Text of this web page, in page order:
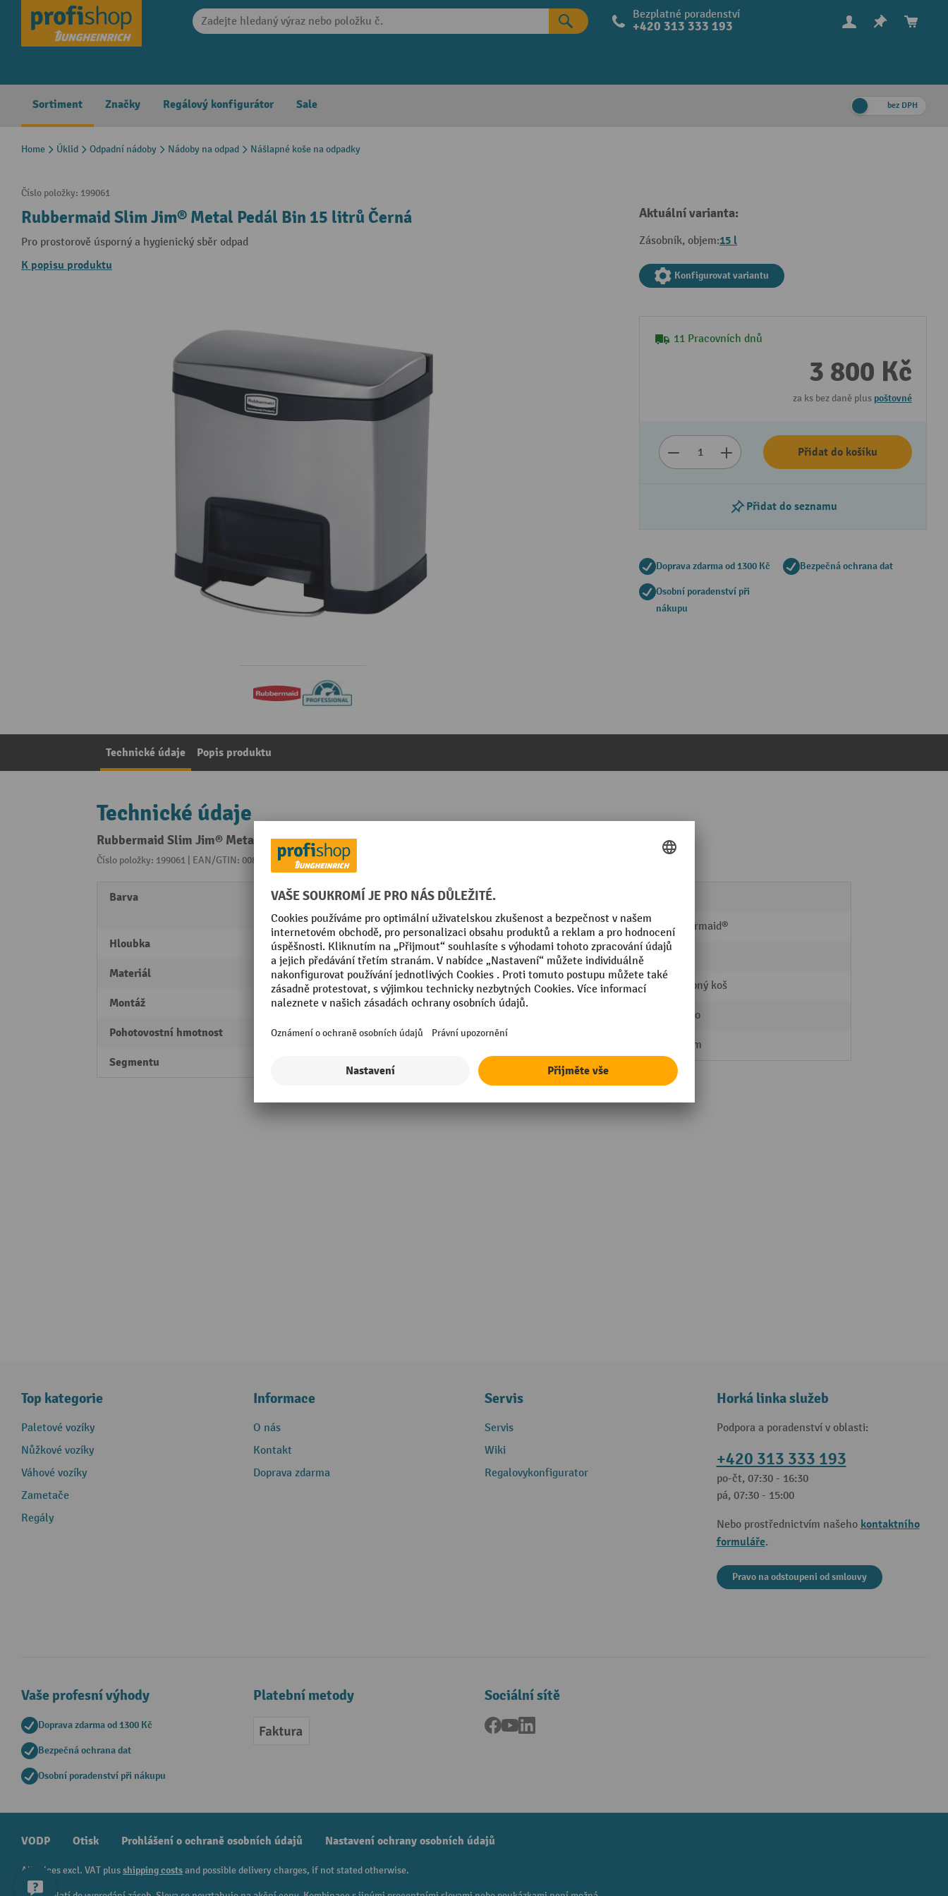
Skip to main navigation Bezplatné poradenství
+420 313 333 193
Sortiment Značky Regálový konfigurátor Sale bez DPH
Home Úklid Odpadní nádoby Nádoby na odpad Nášlapné koše na odpadky
Číslo položky: 199061
Rubbermaid Slim Jim® Metal Pedál Bin 15 litrů Černá
Pro prostorově úsporný a hygienický sběr odpad
K popisu produktu
Aktuální varianta:
Zásobník, objem:15 l
Konfigurovat variantu
11 Pracovních dnů
3 800 Kč
za ks bez daně plus poštovné
Přidat do košíku
Přidat do seznamu
Doprava zdarma od 1300 Kč Bezpečná ochrana dat
Osobní poradenství při
nákupu
Technické údaje Popis produktu
Technické údaje
Rubbermaid Slim Jim® Metal Pedál Bin 15 litrů Černá
Číslo položky: 199061 | EAN/GTIN: 0086876224610Z kategorie:
Barva
Ušlechtilá ocel matová
černá
Hloubka 302 mm
Materiál ušlechtilá ocel
Montáž bez
Pohotovostní hmotnost 4,36
Segmentu
Výška
Značka Rubbermaid®
Zásobník, objem 15 l
Zásobník, typ Nášlapný koš
Držadlo
396 mm
Top kategorie
Paletové vozíky
Nůžkové vozíky
Váhové vozíky
Zametače
Regály
Informace
O nás
Kontakt
Doprava zdarma
Servis
Servis
Wiki
Regalovykonfigurator
Horká linka služeb
Podpora a poradenství v oblasti:
+420 313 333 193
po-čt, 07:30 - 16:30
pá, 07:30 - 15:00
Nebo prostřednictvím našeho kontaktního
formuláře.
Pravo na odstoupeni od smlouvy
Vaše profesní výhody
Doprava zdarma od 1300 Kč
Bezpečná ochrana dat
Osobní poradenství při nákupu
Platební metody
Faktura
Sociální sítě
Facebook
YouTube
VODP Otisk Prohlášení o ochraně osobních údajů Nastavení ochrany osobních údajů
All prices excl. VAT plusshipping costsand possible delivery charges, if not stated otherwise.